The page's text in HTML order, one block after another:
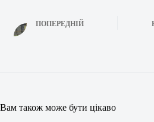
ПОПЕРЕДНІЙ
Вам також може бути цікаво